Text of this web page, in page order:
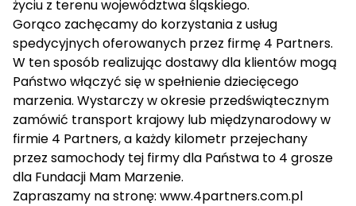
życiu z terenu województwa śląskiego.
Gorąco zachęcamy do korzystania z usług
spedycyjnych oferowanych przez firmę 4 Partners.
W ten sposób realizując dostawy dla klientów mogą
Państwo włączyć się w spełnienie dziecięcego
marzenia. Wystarczy w okresie przedświątecznym
zamówić transport krajowy lub międzynarodowy w
firmie 4 Partners, a każdy kilometr przejechany
przez samochody tej firmy dla Państwa to 4 grosze
dla Fundacji Mam Marzenie.
Zapraszamy na stronę: www.4partners.com.pl